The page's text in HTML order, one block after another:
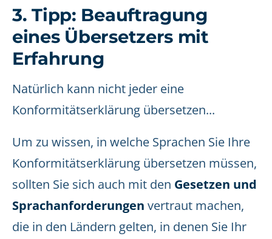
3. Tipp: Beauftragung
eines Übersetzers mit
Erfahrung
Natürlich kann nicht jeder eine
Konformitätserklärung übersetzen...
Um zu wissen, in welche Sprachen Sie Ihre
Konformitätserklärung übersetzen müssen,
sollten Sie sich auch mit den Gesetzen und
Sprachanforderungen vertraut machen,
die in den Ländern gelten, in denen Sie Ihr